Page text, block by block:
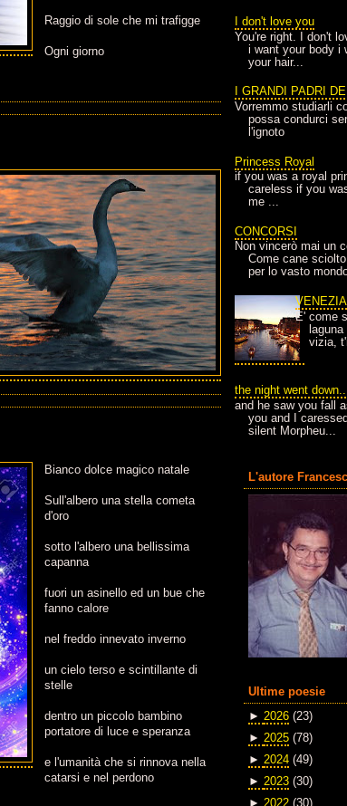
Raggio di sole che mi trafigge
Ogni giorno
Bianco dolce magico natale
Sull'albero una stella cometa
d'oro
sotto l'albero una bellissima
capanna
fuori un asinello ed un bue che
fanno calore
nel freddo innevato inverno
un cielo terso e scintillante di
stelle
dentro un piccolo bambino
portatore di luce e speranza
e l'umanità che si rinnova nella
catarsi e nel perdono
I don't love you
You're right. I don't
i want your body i
your hair...
I GRANDI PADRI
Vorremmo studiarli
possa condurci
l'ignoto
Princess Royal
if you was a royal
careless if you
me ...
CONCORSI
Non vincerò mai un
Come cane
per lo vasto
VENEZIA
E' come
vizia,
the night went down..
and he saw you fall
you and I
silent Morpheu...
L'autore
Ultime poesie
► 2026 (23)
► 2025 (78)
► 2024 (49)
► 2023 (30)
► 2022 (30)